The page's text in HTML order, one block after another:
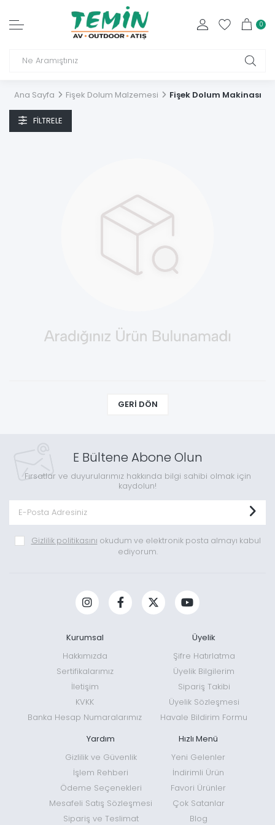
0
Ana Sayfa Fişek Dolum Malzemesi Fişek Dolum Makinası
FILTRELE
GERI DÖN
E Bültene Abone Olun
Fırsatlar ve duyurularımız hakkında bilgi sahibi olmak için
kaydolun!
Gizlilik politikasını okudum ve elektronik posta almayı kabul
ediyorum.
Kurumsal
Hakkımızda
Sertifikalarımız
İletişim
KVKK
Banka Hesap Numaralarımız
Üyelik
Şifre Hatırlatma
Üyelik Bilgilerim
Sipariş Takibi
Üyelik Sözleşmesi
Havale Bildirim Formu
Yardım
Gizlilik ve Güvenlik
İşlem Rehberi
Ödeme Seçenekleri
Mesafeli Satış Sözleşmesi
Sipariş ve Teslimat
Hızlı Menü
Yeni Gelenler
İndirimli Ürün
Favori Ürünler
Çok Satanlar
Blog